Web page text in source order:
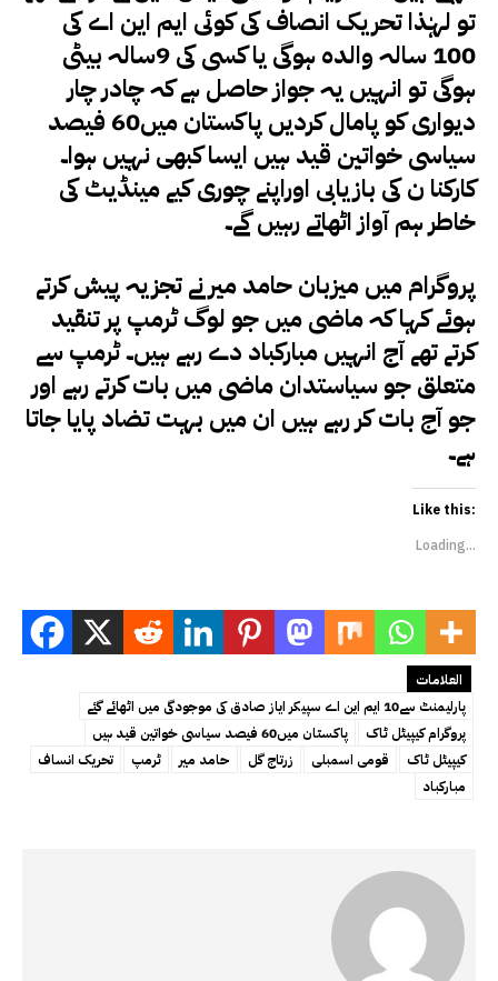
تو لہٰذا تحریک انصاف کی کوئی ایم این اے کی
100 سالہ والدہ ہوگی یا کسی کی 9سالہ بیٹی
ہوگی تو انہیں یہ جواز حاصل ہے کہ چادر چار
دیواری کو پامال کردیں پاکستان میں60 فیصد
سیاسی خواتین قید ہیں ایسا کبھی نہیں ہوا۔
کارکنا ن کی بازیابی اوراپنے چوری کیے مینڈیٹ کی
خاطر ہم آواز اٹھاتے رہیں گے۔
پروگرام میں میزبان حامد میر نے تجزیہ پیش کرتے
ہوئے کہا کہ ماضی میں جو لوگ ٹرمپ پر تنقید
کرتے تھے آج انہیں مبارکباد دے رہے ہیں۔ ٹرمپ سے
متعلق جو سیاستدان ماضی میں بات کرتے رہے اور
جو آج بات کر رہے ہیں ان میں بہت تضاد پایا جاتا
ہے۔
Like this:
Loading...
العلامات
پارلیمنٹ سے10 ایم این اے سپیکر ایاز صادق کی موجودگی میں اٹھائے گئے
پاکستان میں60 فیصد سیاسی خواتین قید ہیں
پروگرام کیپیٹل ٹاک
تحریک انساف
ٹرمپ حامد میر زرتاج گل قومی اسمبلی
کیپیٹل ٹاک
مبارکباد